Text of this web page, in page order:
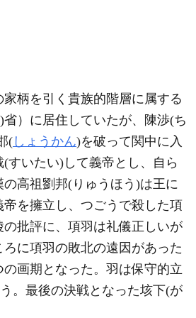
柄を引く貴族的階層に属する
)省）に居住していたが、陳渉(ち
( しょうかん)を破って関中に入
すいたい)して義帝とし、自ら
高祖劉邦(りゅうほう)は王に
を擁立し、つごうで殺した項
批評に、項羽は礼儀正しいが
に項羽の敗北の遠因があった
画期となった。羽は保守的立
。最後の決戦となった垓下(が